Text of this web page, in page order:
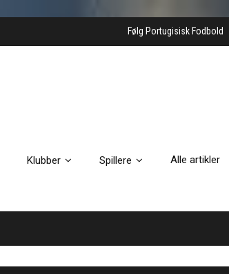
Følg Portugisisk Fodbold
Klubber Spillere Alle artikler